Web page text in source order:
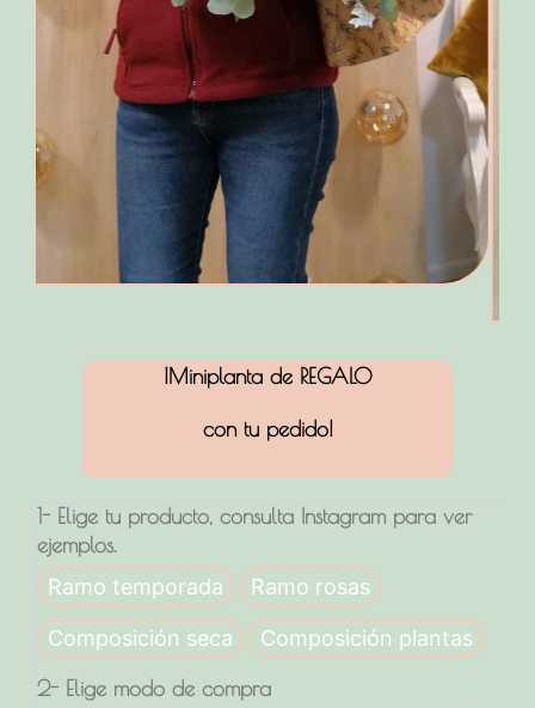
¡Miniplanta de REGALO
con tu pedido!
1- Elige tu producto, consulta Instagram para ver
ejemplos.
Ramo temporada
Ramo rosas
Composición seca
Composición plantas
2- Elige modo de compra
¡¡Envía
tu
ramo
de
flores
frescas!!
cantidad